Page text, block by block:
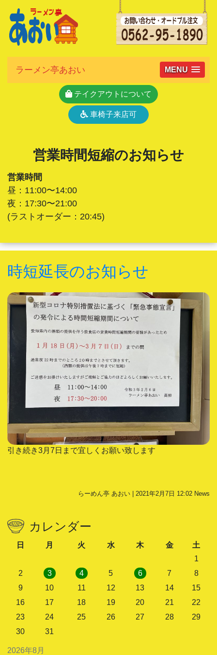
ラーメン亭あおい MENU
テイクアウトについて
車椅子来店可
営業時間短縮のお知らせ
営業時間
昼：11:00〜14:00
夜：17:30〜21:00
(ラストオーダー：20:45)
時短延長のお知らせ
引き続き3月7日まで宜しくお願い致します
らーめん亭 あおい | 2021年2月7日 12:02 News
カレンダー
2026年8月
日 月 火 水 木 金
土
1
2
3 4 5 6 7
8
9
10 11 12 13 14
15
16
17 18 19 20 21
22
23
24 25 26 27 28
29
30
31